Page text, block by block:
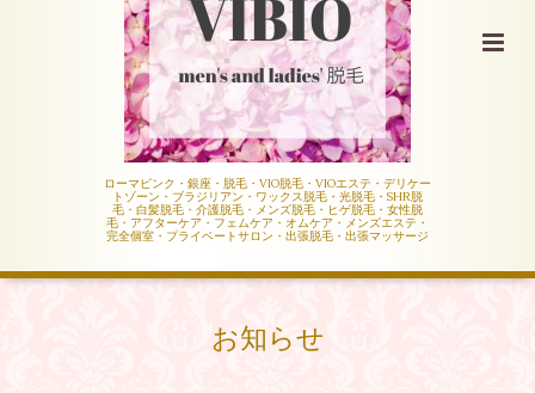
ローマピンク・銀座・脱毛・VIO脱毛・VIOエステ・デリケー
トゾーン・ブラジリアン・ワックス脱毛・光脱毛・SHR脱
毛・白髪脱毛・介護脱毛・メンズ脱毛・ヒゲ脱毛・女性脱
毛・アフターケア・フェムケア・オムケア・メンズエステ・
完全個室・プライベートサロン・出張脱毛・出張マッサージ
お知らせ